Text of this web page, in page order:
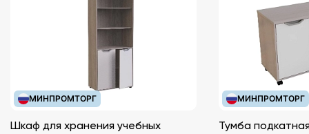
МИНПРОМТОРГ
Шкаф для хранения учебных
МИНПРОМТОРГ
Тумба